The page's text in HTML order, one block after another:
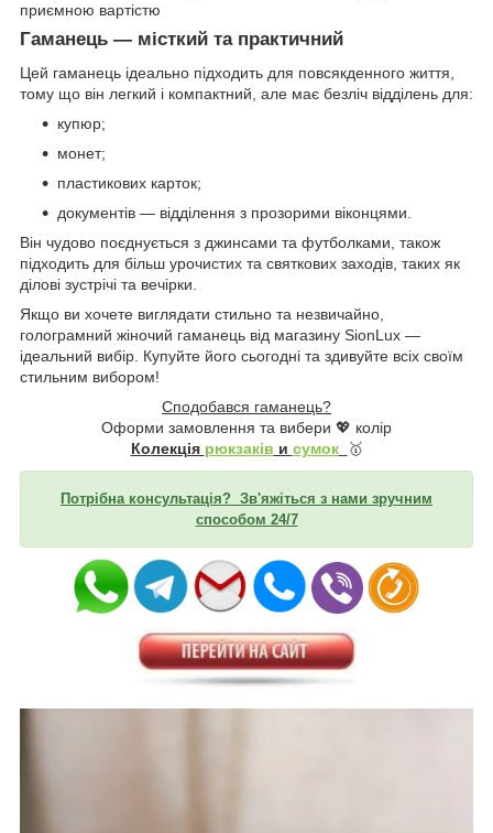
приємною вартістю
Гаманець — місткий та практичний
Цей гаманець ідеально підходить для повсякденного життя,
тому що він легкий і компактний, але має безліч відділень для:
купюр;
монет;
пластикових карток;
документів — відділення з прозорими віконцями.
Він чудово поєднується з джинсами та футболками, також
підходить для більш урочистих та святкових заходів, таких як
ділові зустрічі та вечірки.
Якщо ви хочете виглядати стильно та незвичайно,
голограмний жіночий гаманець від магазину SionLux —
ідеальний вибір. Купуйте його сьогодні та здивуйте всіх своїм
стильним вибором!
Сподобався гаманець?
Оформи замовлення та вибери 💖 колір
Колекція рюкзаків и сумок 🥇
Потрібна консультація? Зв'яжіться з нами зручним
способом 24/7